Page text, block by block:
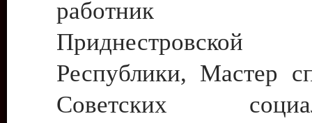
работник
Приднестровской
Республики, Мастер
Советских